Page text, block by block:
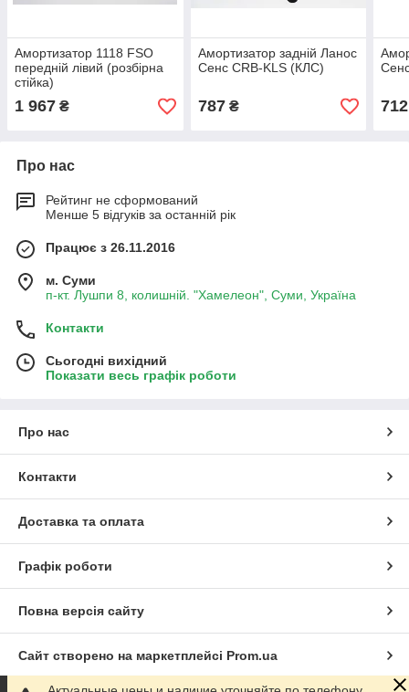
Амортизатор 1118 FSO
передній лівий (розбірна
стійка)
1 967 ₴
Амортизатор задній Ланос
Сенс CRB-KLS (КЛС)
787₴ 712
Про нас
Рейтинг не сформований
Менше 5 відгуків за останній рік
Працює з 26.11.2016
м. Суми
п-кт. Лушпи 8, колишній. "Хамелеон", Суми, Україна
Контакти
Сьогодні вихідний
Показати весь графік роботи
Про нас
Контакти
Доставка та оплата
Графік роботи
Повна версія сайту
Сайт створено на маркетплейсі Prom.ua